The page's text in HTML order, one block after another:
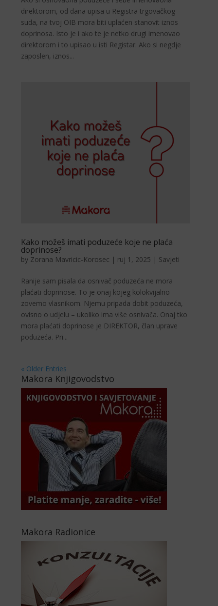
direktorom, od dana upisa u Registra trgovačkog
suda, na tvoj OIB mora biti uplaćen stanovit iznos
doprinosa. Isto je i ako te je netko drugi imenovao
direktorom i to upisao u isti Registar. Ako si negdje
zaposlen, iznos...
Kako možeš imati poduzeće koje ne plaća
doprinose?
by Zorana Mavricic-Korosec | ruj 1, 2025 | Savjeti
Ranije sam pisala da osnivač poduzeća ne mora
plaćati doprinose. To je onaj kojeg kolokvijalno
zovemo vlasnikom. Njemu pripada dobit poduzeća,
ovisno o udjelu – ukoliko ima više osnivača. Onaj tko
mora plaćati doprinose je DIREKTOR, član uprave
poduzeća. Pri...
« Older Entries
Makora Knjigovodstvo
Makora Radionice